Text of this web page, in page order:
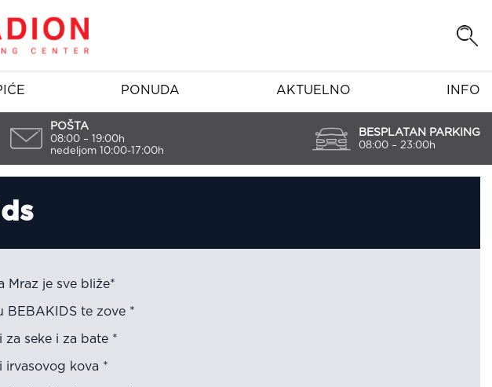
PONUDA AKTUELNO INFO
POŠTA
08:00 – 19:00h
nedeljom 10:00-17:00h
BESPLATAN PARKING
08:00 – 23:00h
je sve bliže*
te zove *
seke i za bate *
kova *